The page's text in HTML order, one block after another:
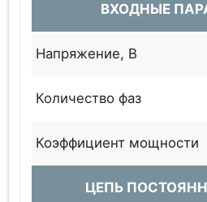
ВХОДНЫЕ
Напряжение, В
Количество фаз
Коэффициент мощности
ЦЕПЬ